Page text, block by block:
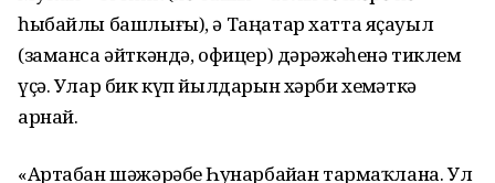
һыбайлы башлығы), ә Таңатар хатта яҫауыл
(заманса әйткәндә, офицер) дәрәжәһенә тиклем
үҫә. Улар бик күп йылдарын хәрби хеҙмәткә
арнай.
«Артабан шәжәрәбеҙ Һунарбайҙан тармаҡлана. Ул